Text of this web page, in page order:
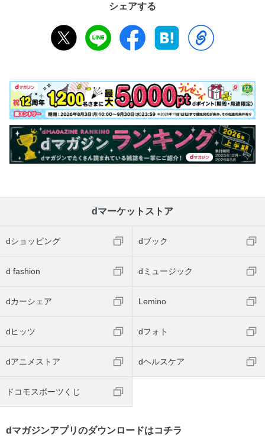
シェアする
dマーケットストア
dショッピング dブック
d fashion dミュージック
dカーシェア Lemino
dヒッツ dフォト
dアニメストア dヘルスケア
ドコモスポーツくじ
dマガジンアプリのダウンロードはコチラ